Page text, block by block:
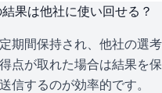
果は他社に使い回せる？
期間保持され、他社の選考
点が取れた場合は結果を保
信するのが効率的です。